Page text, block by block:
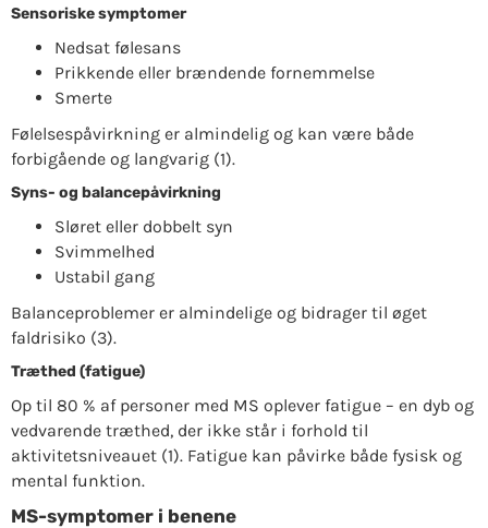
Sensoriske symptomer
Nedsat følesans
Prikkende eller brændende fornemmelse
Smerte
Følelsespåvirkning er almindelig og kan være både
forbigående og langvarig (1).
Syns- og balancepåvirkning
Sløret eller dobbelt syn
Svimmelhed
Ustabil gang
Balanceproblemer er almindelige og bidrager til øget
faldrisiko (3).
Træthed (fatigue)
Op til 80 % af personer med MS oplever fatigue – en dyb og
vedvarende træthed, der ikke står i forhold til
aktivitetsniveauet (1). Fatigue kan påvirke både fysisk og
mental funktion.
MS-symptomer i benene